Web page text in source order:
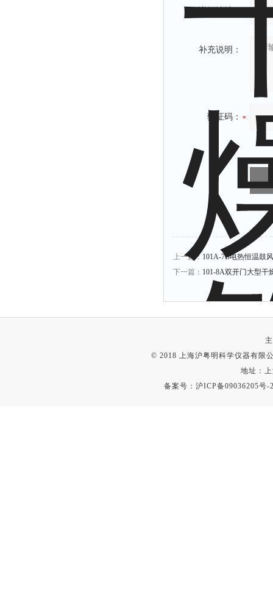
补充说明：
验证码：
上一篇： 101A-7B电热恒温鼓
下一篇： 101-8A双开门大型干
© 2018 上海沪粤明科学仪器有限
地址：
备案号：沪ICP备09036205号-